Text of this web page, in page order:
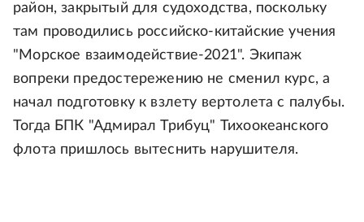
район, закрытый для судоходства, поскольку
там проводились российско-китайские учения
"Морское взаимодействие-2021". Экипаж
вопреки предостережению не сменил курс, а
начал подготовку к взлету вертолета с палубы.
Тогда БПК "Адмирал Трибуц" Тихоокеанского
флота пришлось вытеснить нарушителя.